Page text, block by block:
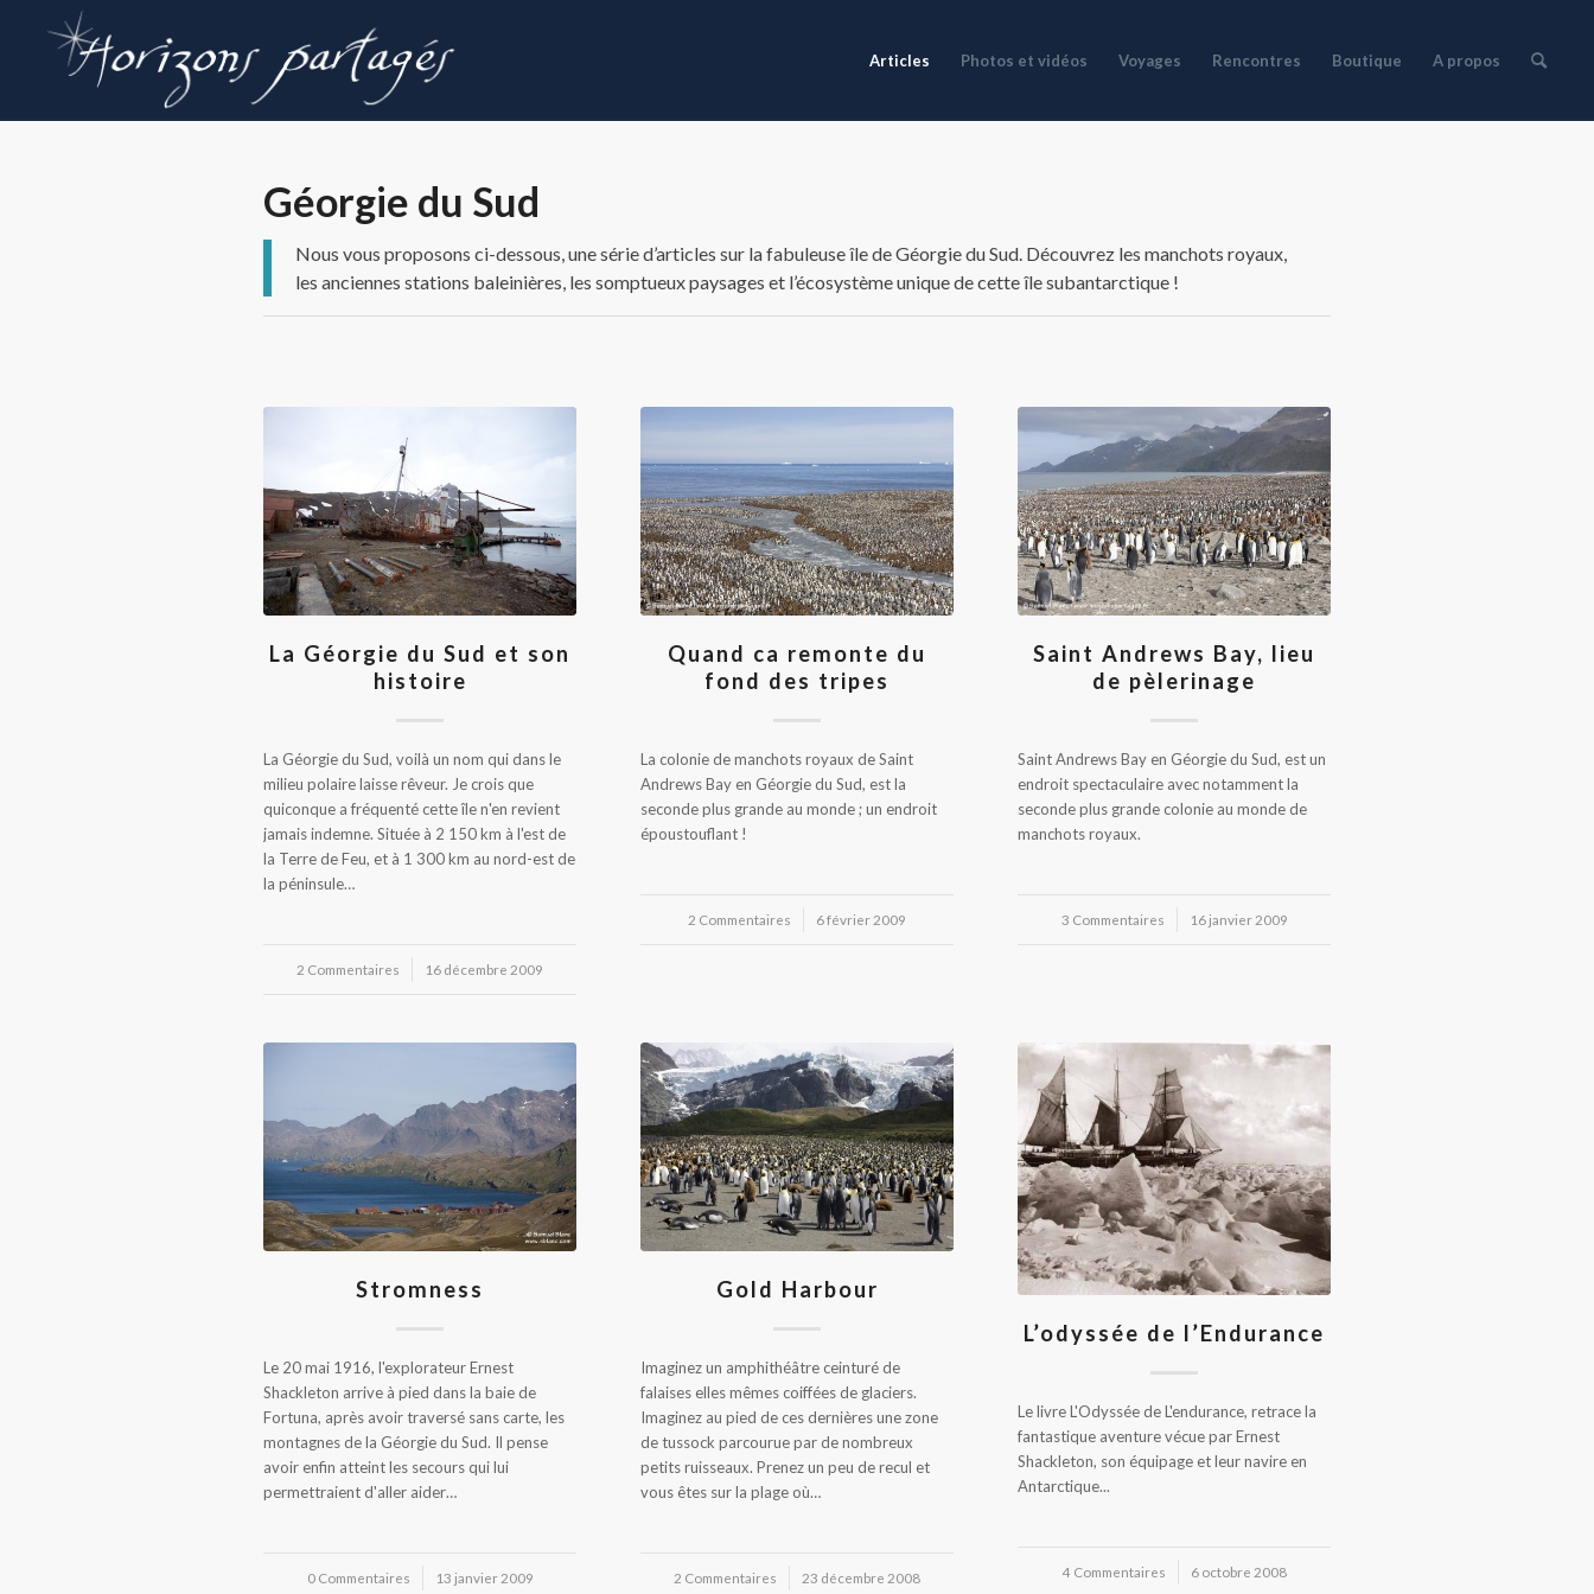
Articles Photos et vidéos Voyages Rencontres Boutique A propos
Géorgie du Sud
Nous vous proposons ci-dessous, une série d’articles sur la fabuleuse île de Géorgie du Sud. Découvrez les manchots royaux,
les anciennes stations baleinières, les somptueux paysages et l’écosystème unique de cette île subantarctique !
La Géorgie du Sud et son
histoire
La Géorgie du Sud, voilà un nom qui dans le
milieu polaire laisse rêveur. Je crois que
quiconque a fréquenté cette île n'en revient
jamais indemne. Située à 2 150 km à l'est de
la Terre de Feu, et à 1 300 km au nord-est de
la péninsule…
2 Commentaires
/ 16 décembre 2009
Quand ca remonte du
fond des tripes
La colonie de manchots royaux de Saint
Andrews Bay en Géorgie du Sud, est la
seconde plus grande au monde ; un endroit
époustouflant !
2 Commentaires
/ 6 février 2009
Saint Andrews Bay, lieu
de pèlerinage
Saint Andrews Bay en Géorgie du Sud, est un
endroit spectaculaire avec notamment la
seconde plus grande colonie au monde de
manchots royaux.
3 Commentaires
/ 16 janvier 2009
Stromness
Le 20 mai 1916, l'explorateur Ernest
Shackleton arrive à pied dans la baie de
Fortuna, après avoir traversé sans carte, les
montagnes de la Géorgie du Sud. Il pense
avoir enfin atteint les secours qui lui
permettraient d'aller aider…
0 Commentaires
/ 13 janvier 2009
Gold Harbour
Imaginez un amphithéâtre ceinturé de
falaises elles mêmes coiffées de glaciers.
Imaginez au pied de ces dernières une zone
de tussock parcourue par de nombreux
petits ruisseaux. Prenez un peu de recul et
vous êtes sur la plage où…
2 Commentaires
/ 23 décembre 2008
L’odyssée de l’Endurance
Le livre L'Odyssée de L'endurance, retrace la
fantastique aventure vécue par Ernest
Shackleton, son équipage et leur navire en
Antarctique...
4 Commentaires
/ 6 octobre 2008